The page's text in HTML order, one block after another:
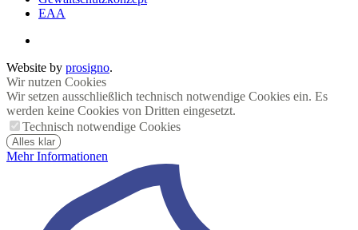
EAA
Website by prosigno.
Wir nutzen Cookies
Wir setzen ausschließlich technisch notwendige Cookies ein. Es
werden keine Cookies von Dritten eingesetzt.
Technisch notwendige Cookies
Alles klar
Mehr Informationen